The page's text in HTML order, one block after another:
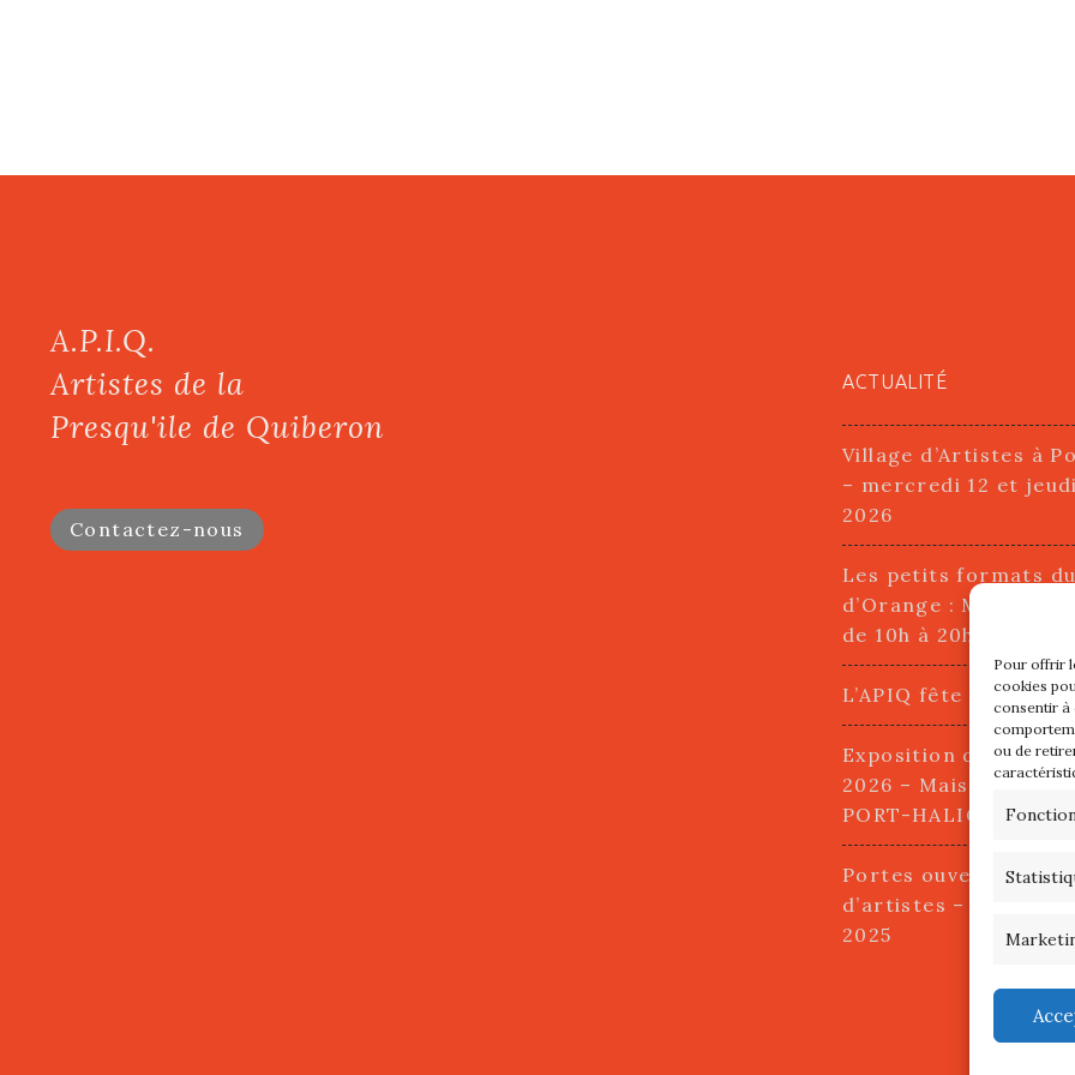
Pour offrir
cookies
consentir à
ou de
A.P.I.Q.
Artistes de la
Presqu'ile de Quiberon
Contactez-nous
ACTUALITÉ
Village d’Artistes à
– mercredi 12 et
2026
Les petits formats
d’Orange : Mercredi
de 10h à 20h
L’APIQ fête ses 10
Exposition du 20
2026 – Maison du
PORT-HALIGUEN –
Portes ouvertes des
d’artistes – 13 et 14
2025